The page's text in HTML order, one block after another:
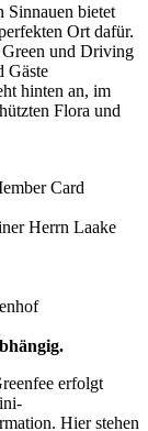
Sinnauen bietet
Ort dafür.
und Driving
Gäste
hinten an, im
Flora und
Card
Herrn Laake
erfolgt
Hier stehen